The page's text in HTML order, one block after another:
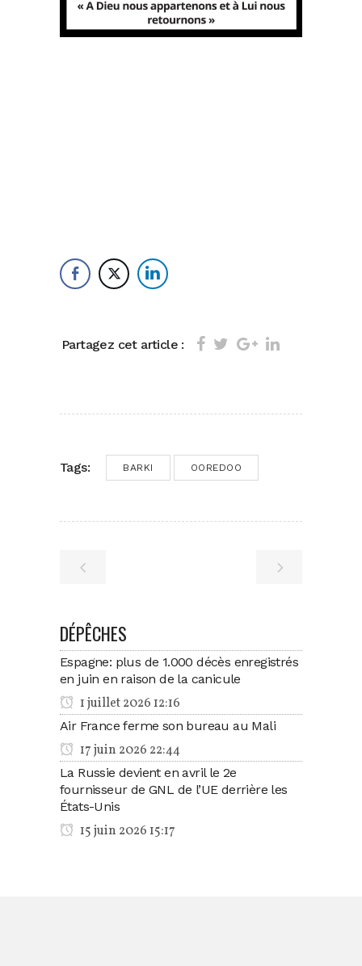
Partagez cet article :
Tags: BARKI OOREDOO
DÉPÊCHES
Espagne: plus de 1.000 décès enregistrés
en juin en raison de la canicule
1 juillet 2026 12:16
Air France ferme son bureau au Mali
17 juin 2026 22:44
La Russie devient en avril le 2e
fournisseur de GNL de l’UE derrière les
États-Unis
15 juin 2026 15:17